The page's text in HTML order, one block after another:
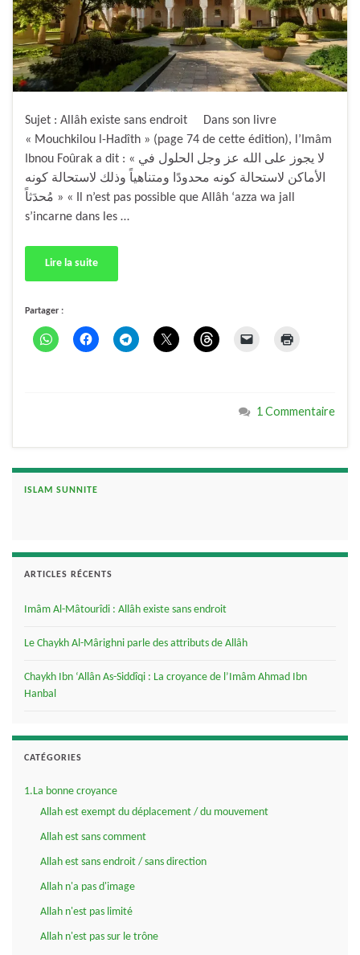
Sujet : Allâh existe sans endroit Dans son livre
« Mouchkilou l-Hadîth » (page 74 de cette édition), l’Imâm
Ibnou Foûrak a dit : « لا يجوز على الله عز وجل الحلول في
الأماكن لاستحالة كونه محدودًا ومتناهياً وذلك لاستحالة كونه
مُحدَثاً » « Il n’est pas possible que Allâh ‘azza wa jall
s’incarne dans les …
Lire la suite
Partager :
1 Commentaire
ISLAM SUNNITE
ARTICLES RÉCENTS
Imâm Al-Mâtourîdi : Allâh existe sans endroit
Le Chaykh Al-Mârighni parle des attributs de Allâh
Chaykh Ibn ‘Allân As-Siddîqi : La croyance de l’Imâm Ahmad Ibn
Hanbal
CATÉGORIES
1.La bonne croyance
Allah est exempt du déplacement / du mouvement
Allah est sans comment
Allah est sans endroit / sans direction
Allah n'a pas d'image
Allah n'est pas limité
Allah n'est pas sur le trône